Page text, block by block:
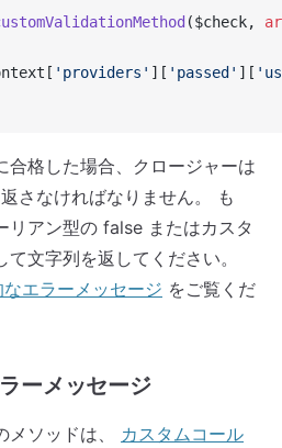
($check,
'providers' ][ 'passed' ][
合格した場合、クロージャーは
さなければなりません。 も
リアン型の false またはカスタ
文字列を返してください。
エラーメッセージ をご覧くだ
ーメッセージ
メソッドは、 カスタムコール